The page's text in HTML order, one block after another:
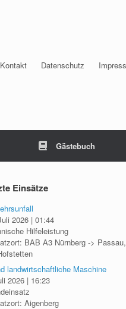
Kontakt Datenschutz
Gästebuch
Einsätze
2026 |01:44
Hilfeleistung
BAB A3 Nürnberg -> Passau,
landwirtschaftliche Maschine
2026 | 16:23
Aigenberg